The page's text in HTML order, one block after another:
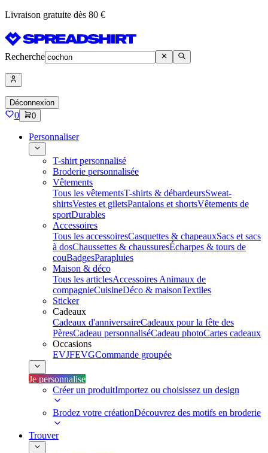
Livraison gratuite dès 80 €
Recherche
Déconnexion
0 0
Personnaliser
T-shirt personnalisé
Broderie personnalisée
Vêtements
Tous les vêtementsT-shirts & débardeursSweat-
shirtsVestes et giletsPantalons et shortsVêtements de
sportDurables
Accessoires
Tous les accessoiresCasquettes & chapeauxSacs et sacs
à dosChaussettes & chaussuresÉcharpes & tours de
couBadgesParapluies
Maison & déco
Tous les articlesAccessoires Animaux de
compagnieCuisineDéco & maisonTextiles
Sticker
Cadeaux
Cadeaux d'anniversaireCadeaux pour la fête des
PèresCadeau personnaliséCadeau photoCartes cadeaux
Occasions
EVJFEVGCommande groupée
Je personnalise
Créer un produitImportez ou choisissez un design
Brodez votre créationDécouvrez des motifs en broderie
Trouver